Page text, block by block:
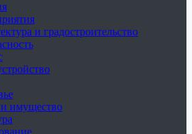
и градостроительство
имущество